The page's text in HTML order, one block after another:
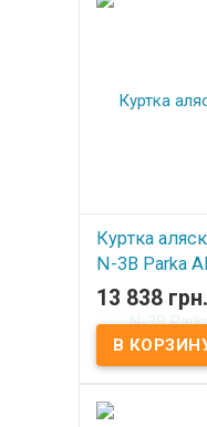
Куртка
N-3B Parka
Industries Gun
Metal/Red
В наличии
13 838 грн.